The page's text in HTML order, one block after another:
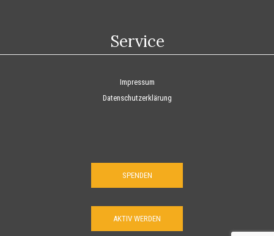
Service
Impressum
Datenschutzerklärung
SPENDEN
AKTIV WERDEN